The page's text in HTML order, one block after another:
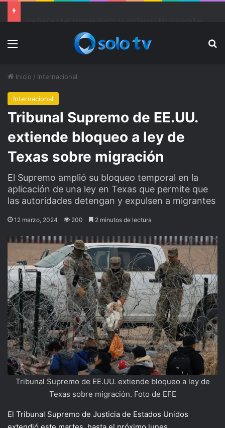
Menu
Inicio / Internacional
Internacional
Tribunal Supremo de EE.UU.
extiende bloqueo a ley de
Texas sobre migración
El Supremo amplió su bloqueo temporal en la
aplicación de una ley en Texas que permite que
las autoridades detengan y expulsen a migrantes
12 marzo, 2024 200 2 minutos de lectura
Tribunal Supremo de EE.UU. extiende bloqueo a ley de
Texas sobre migración. Foto de EFE
El Tribunal Supremo de Justicia de Estados Unidos